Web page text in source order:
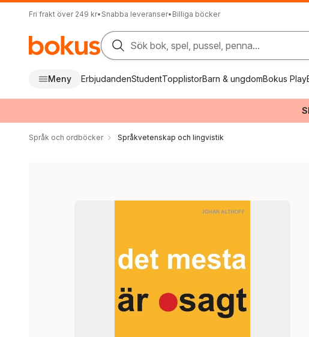
Fri frakt över 249 kr• Snabba leveranser• Billiga böcker
Sök bok, spel, pussel, penna...
Meny ErbjudandenStudentTopplistorBarn & ungdomBokus Play
Språk och ordböcker Språkvetenskap och lingvistik